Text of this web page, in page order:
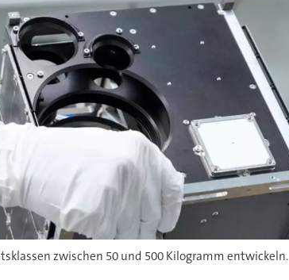
zwischen 50 und 500 Kilogramm entwickeln.